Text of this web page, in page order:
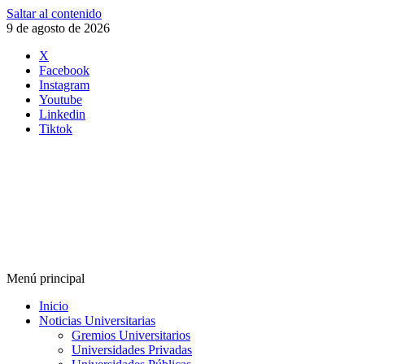
Saltar al contenido
9 de agosto de 2026
X
Facebook
Instagram
Youtube
Linkedin
Tiktok
Menú principal
Inicio
Noticias Universitarias
Gremios Universitarios
Universidades Privadas